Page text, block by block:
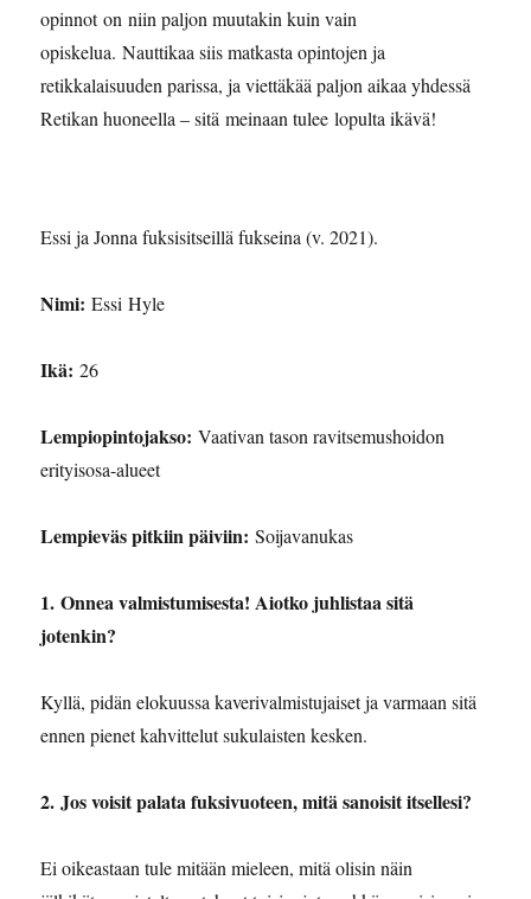
opinnot on niin paljon muutakin kuin vain
opiskelua. Nauttikaa siis matkasta opintojen ja
retikkalaisuuden parissa, ja viettäkää paljon aikaa yhdessä
Retikan huoneella – sitä meinaan tulee lopulta ikävä!
Essi ja Jonna fuksisitseillä fukseina (v. 2021).
Nimi: Essi Hyle
Ikä: 26
Lempiopintojakso: Vaativan tason ravitsemushoidon
erityisosa-alueet
Lempieväs pitkiin päiviin: Soijavanukas
1. Onnea valmistumisesta! Aiotko juhlistaa sitä
jotenkin?
Kyllä, pidän elokuussa kaverivalmistujaiset ja varmaan sitä
ennen pienet kahvittelut sukulaisten kesken.
2. ⁠Jos voisit palata fuksivuoteen, mitä sanoisit itsellesi?
Ei oikeastaan tule mitään mieleen, mitä olisin näin